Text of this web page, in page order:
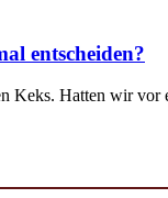
entscheiden?
Keks. Hatten wir